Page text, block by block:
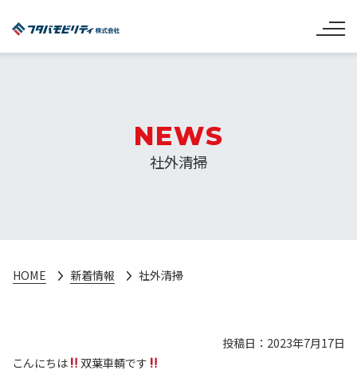
NEWS
社外清掃
HOME 新着情報 社外清掃
投稿日：2023年7月17日
こんにちは
双葉車輌です